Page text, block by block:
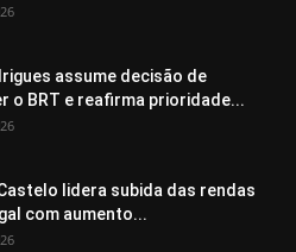
assume decisão de
o BRT e reafirma prioridade...
lidera subida das rendas
com aumento...